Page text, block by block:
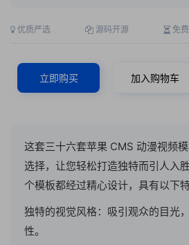
优质严选 源码开源 免
立即购买 加入购物车
这套三十六套苹果 CMS 动漫视频
选择，让您轻松打造独特而引人入
个模板都经过精心设计，具有以下特
独特的视觉风格：吸引观众的目光
性。